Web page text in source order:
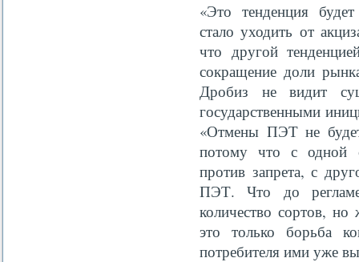
«Это тенденция
стало уходить от
что другой
сокращение доли
Дробиз не видит
государственными
«Отмены ПЭТ не
потому что с одной
против запрета, с
ПЭТ. Что до
количество сортов,
это только борьба
потребителя ими уже